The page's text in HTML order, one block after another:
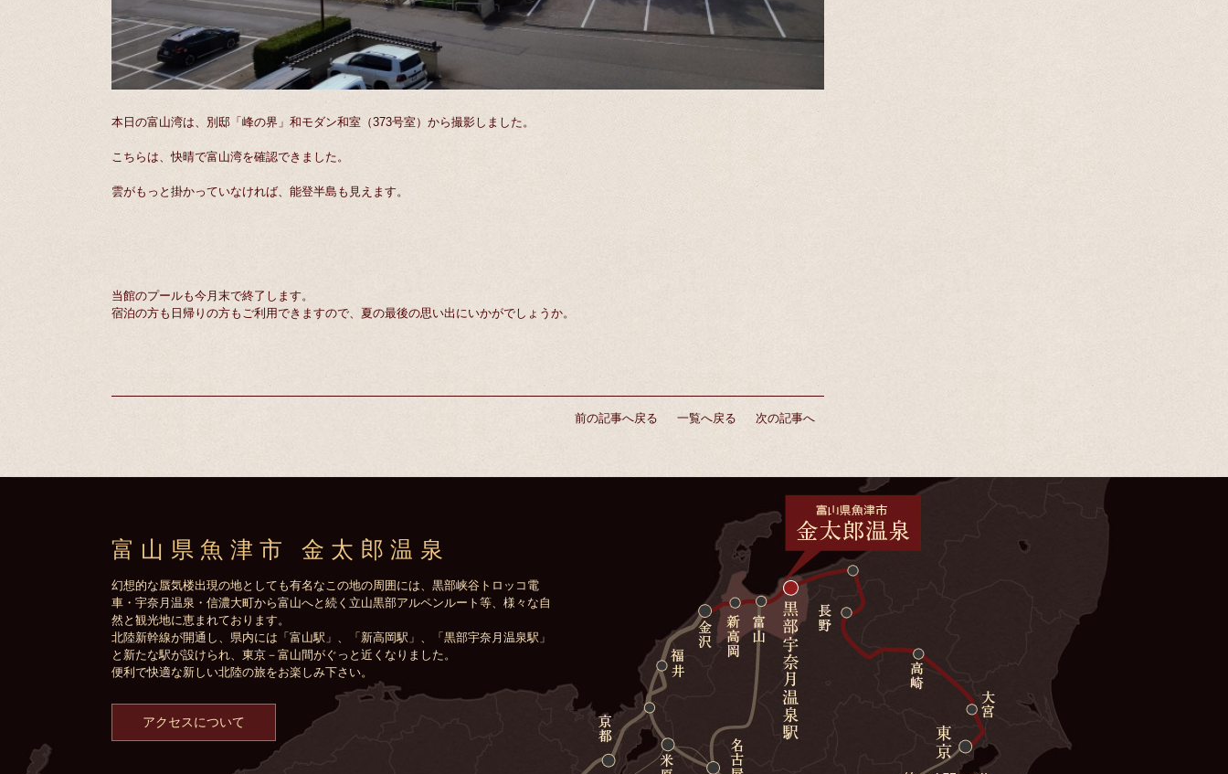
本日の富山湾は、別邸「峰の界」和モダン和室（373号室）から撮影しました。
こちらは、快晴で富山湾を確認できました。
雲がもっと掛かっていなければ、能登半島も見えます。
当館のプールも今月末で終了します。
宿泊の方も日帰りの方もご利用できますので、夏の最後の思い出にいかがでしょうか。
前の記事へ戻る 一覧へ戻る 次の記事へ
富山県魚津市 金太郎温泉
幻想的な蜃気楼出現の地としても有名なこの地の周囲には、黒部峡谷トロッコ電
車・宇奈月温泉・信濃大町から富山へと続く立山黒部アルペンルート等、様々な自
然と観光地に恵まれております。
北陸新幹線が開通し、県内には「富山駅」、「新高岡駅」、「黒部宇奈月温泉駅」
と新たな駅が設けられ、東京－富山間がぐっと近くなりました。
便利で快適な新しい北陸の旅をお楽しみ下さい。
アクセスについて